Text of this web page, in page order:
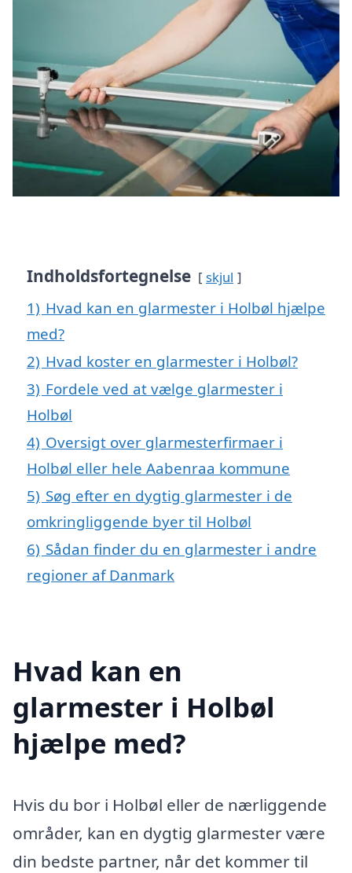
Indholdsfortegnelse skjul
1) Hvad kan en glarmester i Holbøl hjælpe
med?
2) Hvad koster en glarmester i Holbøl?
3) Fordele ved at vælge glarmester i
Holbøl
4) Oversigt over glarmesterfirmaer i
Holbøl eller hele Aabenraa kommune
5) Søg efter en dygtig glarmester i de
omkringliggende byer til Holbøl
6) Sådan finder du en glarmester i andre
regioner af Danmark
Hvad kan en
glarmester i Holbøl
hjælpe med?
Hvis du bor i Holbøl eller de nærliggende
områder, kan en dygtig glarmester være
din bedste partner, når det kommer til